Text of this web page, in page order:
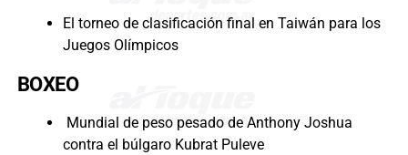
El torneo de clasificación final en Taiwán para los
Juegos Olímpicos
BOXEO
Mundial de peso pesado de Anthony Joshua
contra el búlgaro Kubrat Puleve